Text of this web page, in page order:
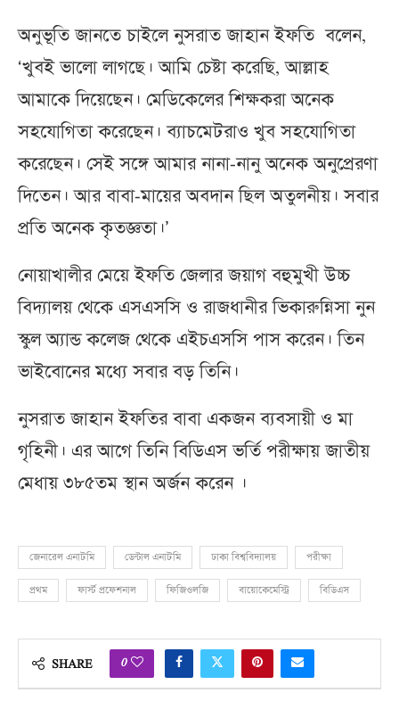
অনুভূতি জানতে চাইলে নুসরাত জাহান ইফতি বলেন,
‘খুবই ভালো লাগছে। আমি চেষ্টা করেছি, আল্লাহ
আমাকে দিয়েছেন। মেডিকেলের শিক্ষকরা অনেক
সহযোগিতা করেছেন। ব্যাচমেটরাও খুব সহযোগিতা
করেছেন। সেই সঙ্গে আমার নানা-নানু অনেক অনুপ্রেরণা
দিতেন। আর বাবা-মায়ের অবদান ছিল অতুলনীয়। সবার
প্রতি অনেক কৃতজ্ঞতা।’
নোয়াখালীর মেয়ে ইফতি জেলার জয়াগ বহুমুখী উচ্চ
বিদ্যালয় থেকে এসএসসি ও রাজধানীর ভিকারুন্নিসা নুন
স্কুল অ্যান্ড কলেজ থেকে এইচএসসি পাস করেন। তিন
ভাইবোনের মধ্যে সবার বড় তিনি।
নুসরাত জাহান ইফতির বাবা একজন ব্যবসায়ী ও মা
গৃহিনী। এর আগে তিনি বিডিএস ভর্তি পরীক্ষায় জাতীয়
মেধায় ৩৮৫তম স্থান অর্জন করেন ।
জেনারেল এনাটমি ডেন্টাল এনাটমি ঢাকা বিশ্ববিদ্যালয় পরীক্ষা
প্রথম ফার্স্ট প্রফেশনাল ফিজিওলজি বায়োকেমেস্ট্রি বিডিএস
SHARE 0